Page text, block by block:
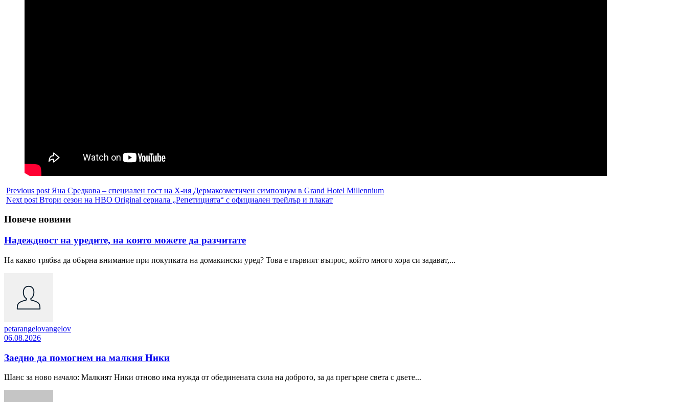
Previous post Яна Средкова – специален гост на X-ия Дермакозметичен симпозиум в Grand Hotel Millennium
Next post Втори сезон на HBO Original сериала „Репетицията“ с официален трейлър и плакат
Повече новини
Надеждност на уредите, на която можете да разчитате
На какво трябва да обърна внимание при покупката на домакински уред? Това е първият въпрос, който много хора си задават,...
petarangelovangelov
06.08.2026
Заедно да помогнем на малкия Ники
Шанс за ново начало: Малкият Ники отново има нужда от обединената сила на доброто, за да прегърне света с двете...